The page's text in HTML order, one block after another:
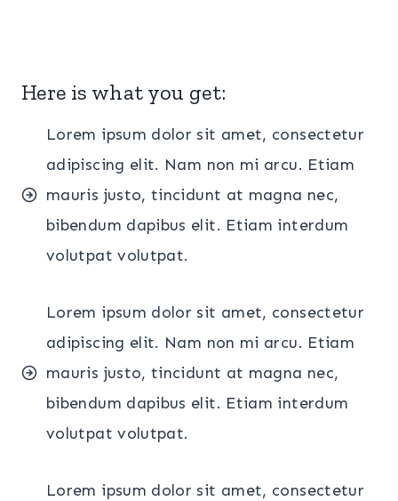
Here is what you get:
Lorem ipsum dolor sit amet, consectetur
adipiscing elit. Nam non mi arcu. Etiam
mauris justo, tincidunt at magna nec,
bibendum dapibus elit. Etiam interdum
volutpat volutpat.
Lorem ipsum dolor sit amet, consectetur
adipiscing elit. Nam non mi arcu. Etiam
mauris justo, tincidunt at magna nec,
bibendum dapibus elit. Etiam interdum
volutpat volutpat.
Lorem ipsum dolor sit amet, consectetur